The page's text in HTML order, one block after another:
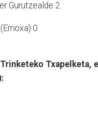
Gurutzealde 2
0
Txapelketa,